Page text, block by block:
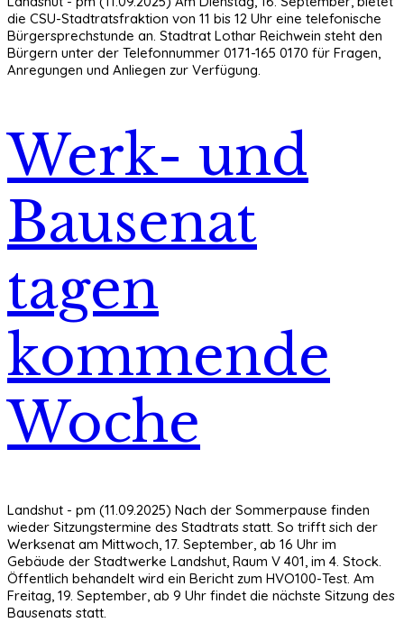
die CSU-Stadtratsfraktion von 11 bis 12 Uhr eine telefonische
Bürgersprechstunde an. Stadtrat Lothar Reichwein steht den
Bürgern unter der Telefonnummer 0171-165 0170 für Fragen,
Anregungen und Anliegen zur Verfügung.
Werk- und
Bausenat
tagen
kommende
Woche
Landshut - pm (11.09.2025) Nach der Sommerpause finden
wieder Sitzungstermine des Stadtrats statt. So trifft sich der
Werksenat am Mittwoch, 17. September, ab 16 Uhr im
Gebäude der Stadtwerke Landshut, Raum V 401, im 4. Stock.
Öffentlich behandelt wird ein Bericht zum HVO100-Test. Am
Freitag, 19. September, ab 9 Uhr findet die nächste Sitzung des
Bausenats statt.